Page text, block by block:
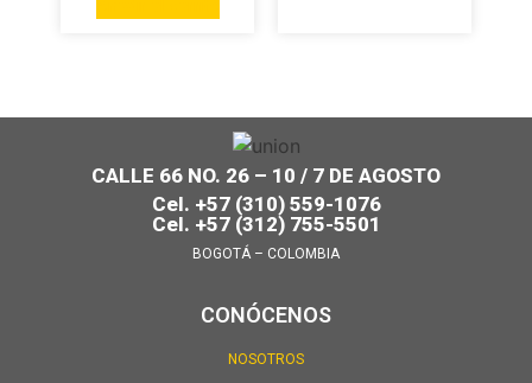
CALLE 66 NO. 26 – 10 / 7 DE AGOSTO
Cel. +57 (310) 559-1076
Cel. +57 (312) 755-5501
BOGOTÁ – COLOMBIA
CONÓCENOS
NOSOTROS